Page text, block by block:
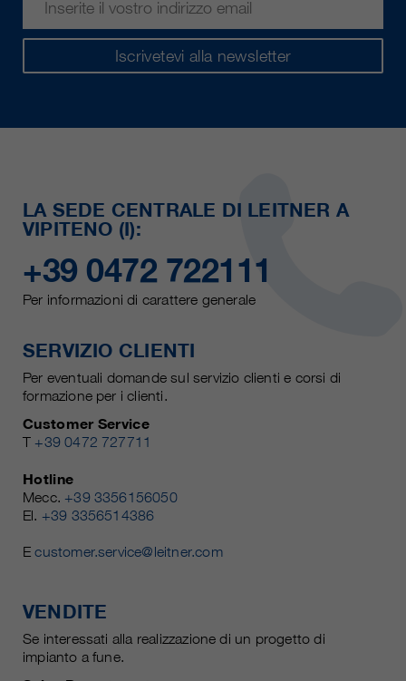
Iscrivetevi alla newsletter
LA SEDE CENTRALE DI LEITNER A
VIPITENO (I):
+39 0472 722111
Per informazioni di carattere generale
SERVIZIO CLIENTI
Per eventuali domande sul servizio clienti e corsi di
formazione per i clienti.
Customer Service
T +39 0472 727711
Hotline
Mecc. +39 3356156050
El. +39 3356514386
Ecustomer.service@leitner.com
VENDITE
Se interessati alla realizzazione di un progetto di
impianto a fune.